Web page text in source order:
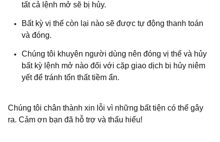
tất cả lệnh mở sẽ bị hủy.
Bất kỳ vị thế còn lại nào sẽ được tự động thanh toán
và đóng.
Chúng tôi khuyên người dùng nên đóng vị thế và hủy
bất kỳ lệnh mở nào đối với cặp giao dịch bị hủy niêm
yết để tránh tổn thất tiềm ẩn.
Chúng tôi chân thành xin lỗi vì những bất tiện có thể gây
ra. Cảm ơn bạn đã hỗ trợ và thấu hiểu!